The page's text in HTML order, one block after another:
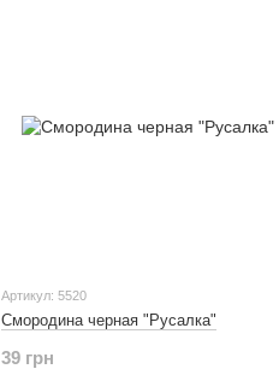
Артикул: 5520
Смородина черная "Русалка"
39 грн